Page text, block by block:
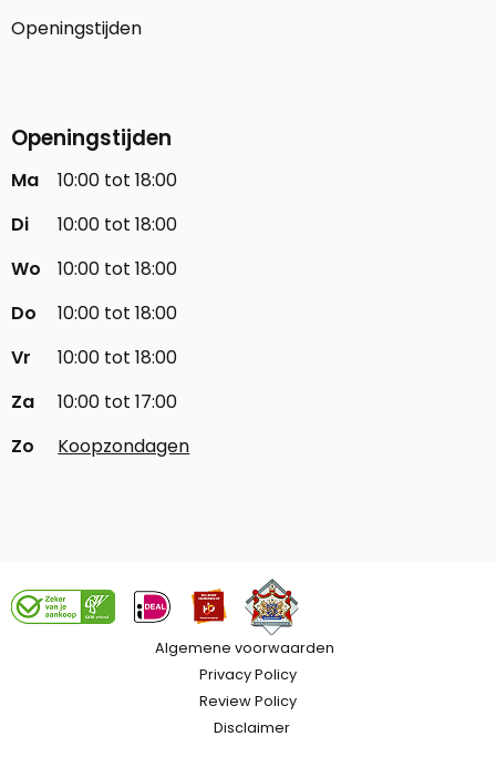
Openingstijden
Openingstijden
Ma
10:00 tot 18:00
Di
10:00 tot 18:00
Wo
10:00 tot 18:00
Do
10:00 tot 18:00
Vr
10:00 tot 18:00
Za
10:00 tot 17:00
Zo
Koopzondagen
Algemene voorwaarden
Privacy Policy
Review Policy
Disclaimer